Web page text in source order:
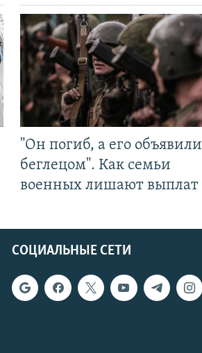
"Он погиб, а его объявили
беглецом". Как семьи
военных лишают выплат
СОЦИАЛЬНЫЕ СЕТИ